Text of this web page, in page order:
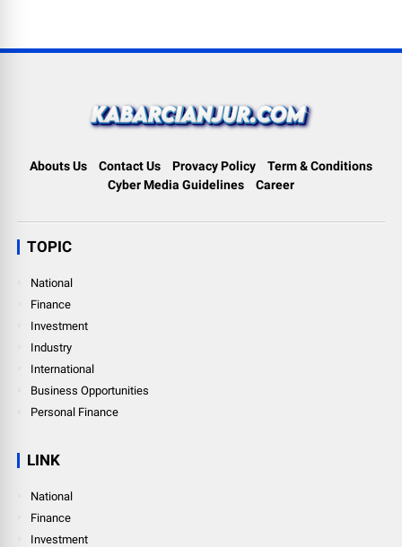
Abouts Us Contact Us Provacy Policy
Term & Conditions
Cyber Media Guidelines
Career
TOPIC
National
Finance
Investment
Industry
International
Business Opportunities
Personal Finance
LINK
National
Finance
Investment